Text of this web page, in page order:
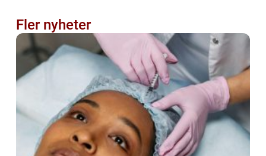
Fler nyheter